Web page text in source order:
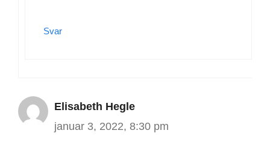
Svar
Elisabeth Hegle
januar 3, 2022, 8:30 pm